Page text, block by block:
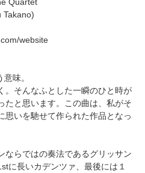
Takano)
website
味。
。そんなふとした一瞬のひと時が
たと思います。この曲は、私がそ
思いを馳せて作られた作品となっ
ならではの奏法であるグリッサン
に長いカデンツァ、最後には１